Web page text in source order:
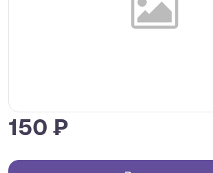
150 ₽